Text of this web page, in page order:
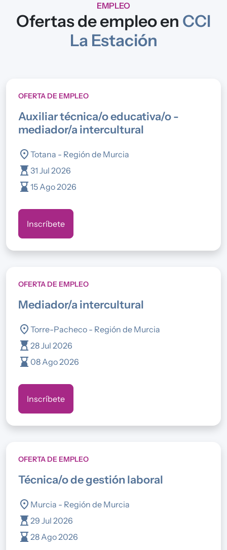
EMPLEO
Ofertas de empleo en CCI
La Estación
OFERTA DE EMPLEO
auxiliar técnica/o educativa/o -
mediador/a intercultural
location_on Totana - Región de Murcia
hourglass_top 31 Jul 2026
hourglass_bottom 15 Ago 2026
Inscríbete
OFERTA DE EMPLEO
mediador/a intercultural
location_on Torre-Pacheco - Región de Murcia
hourglass_top 28 Jul 2026
hourglass_bottom 08 Ago 2026
Inscríbete
OFERTA DE EMPLEO
técnica/o de gestión laboral
location_on Murcia - Región de Murcia
hourglass_top 29 Jul 2026
hourglass_bottom 28 Ago 2026